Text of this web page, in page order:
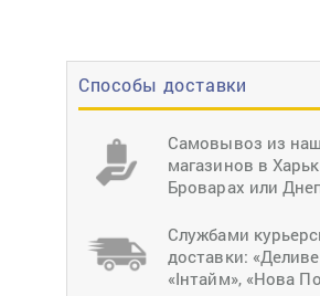
Способы доставки
Самовывоз из
магазинов в
Броварах или
Службами
доставки:
«Інтайм», «Нова